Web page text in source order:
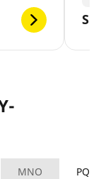
MNO PQRS